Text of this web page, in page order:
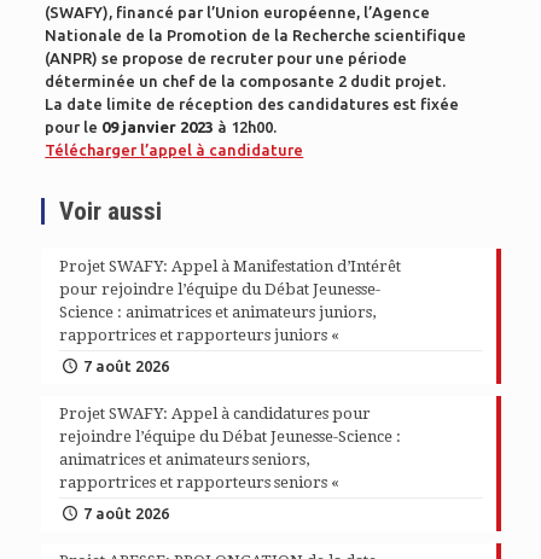
(SWAFY), financé par l’Union européenne, l’Agence
Nationale de la Promotion de la Recherche scientifique
(ANPR) se propose de recruter pour une période
déterminée un chef de la composante 2 dudit projet.
La date limite de réception des candidatures est fixée
pour le 09 janvier 2023 à 12h00.
Télécharger l’appel à candidature
Voir aussi
Projet SWAFY: Appel à Manifestation d’Intérêt
pour rejoindre l’équipe du Débat Jeunesse-
Science : animatrices et animateurs juniors,
rapportrices et rapporteurs juniors «
7 août 2026
Projet SWAFY: Appel à candidatures pour
rejoindre l’équipe du Débat Jeunesse-Science :
animatrices et animateurs seniors,
rapportrices et rapporteurs seniors «
7 août 2026